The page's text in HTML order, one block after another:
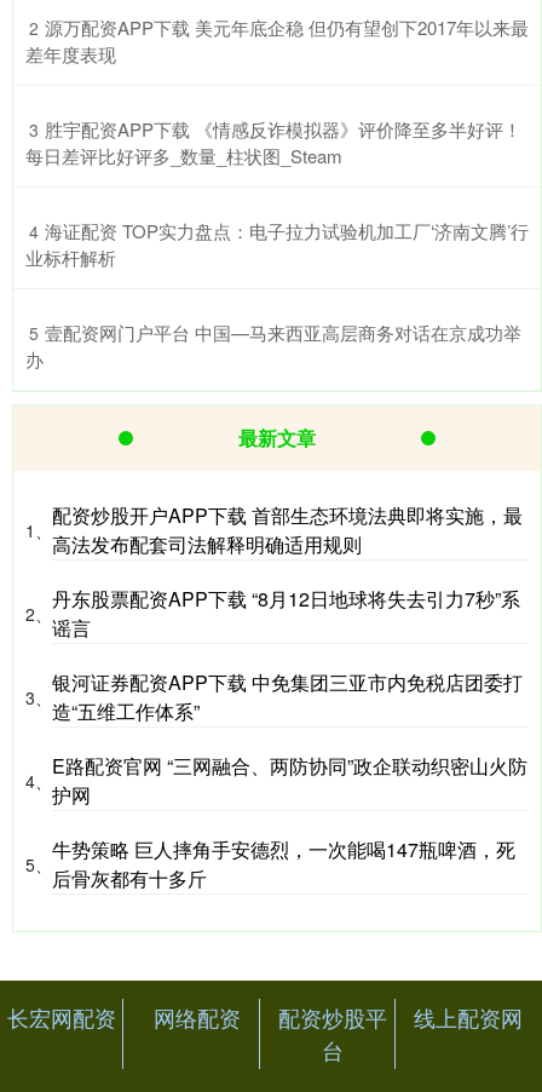
2 ​源万配资APP下载 美元年底企稳 但仍有望创下2017年以来最
差年度表现
3 ​胜宇配资APP下载 《情感反诈模拟器》评价降至多半好评！
每日差评比好评多_数量_柱状图_Steam
4 ​海证配资 TOP实力盘点：电子拉力试验机加工厂‘济南文腾’行
业标杆解析
5 ​壹配资网门户平台 中国—马来西亚高层商务对话在京成功举
办
最新文章
1、
配资炒股开户APP下载 首部生态环境法典即将实施，最
高法发布配套司法解释明确适用规则
2、
丹东股票配资APP下载 “8月12日地球将失去引力7秒”系
谣言
3、
银河证券配资APP下载 中免集团三亚市内免税店团委打
造“五维工作体系”
4、
E路配资官网 “三网融合、两防协同”政企联动织密山火防
护网
5、
牛势策略 巨人摔角手安德烈，一次能喝147瓶啤酒，死
后骨灰都有十多斤
长宏网配资 网络配资
配资炒股平
台
线上配资网